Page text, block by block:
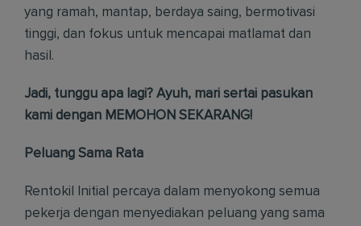
yang ramah, mantap, berdaya saing, bermotivasi
tinggi, dan fokus untuk mencapai matlamat dan
hasil.
Jadi, tunggu apa lagi? Ayuh, mari sertai pasukan
kami dengan MEMOHON SEKARANG!
Peluang Sama Rata
Rentokil Initial percaya dalam menyokong semua
pekerja dengan menyediakan peluang yang sama